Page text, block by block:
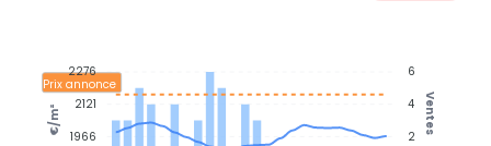
Prix annonce
6
4
2
Ventes
2276
2121
1966
€/m²